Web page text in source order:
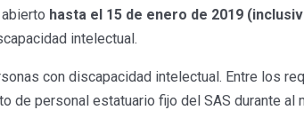
hasta el 15 de enero de 2019
intelectual.
con discapacidad intelectual. Entre los
de personal estatuario fijo del SAS durante al